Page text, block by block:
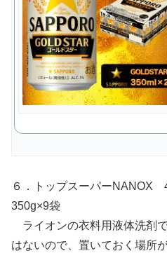
６．トップスーパーNANOX
350g×9袋
ライオンの衣料用液体洗剤
はないので、置いておく場所